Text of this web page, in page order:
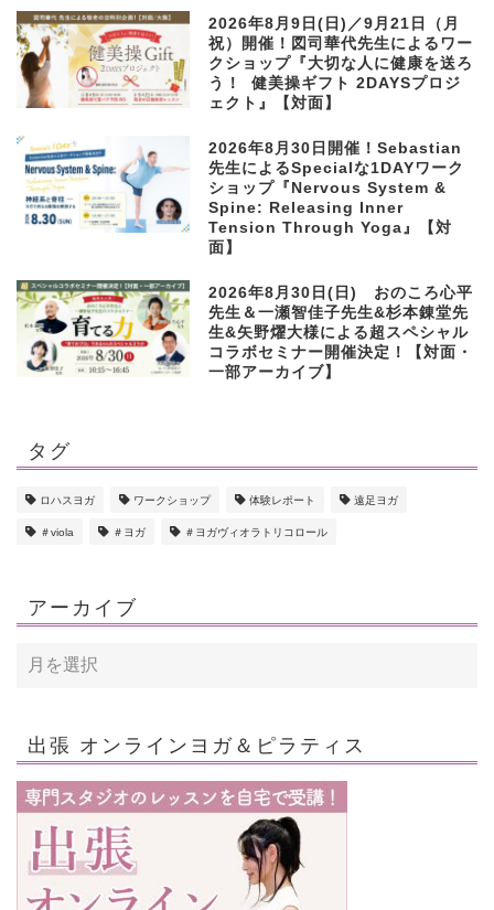
2026年8月9日(日)／9月21日（月
祝）開催！図司華代先生によるワー
クショップ『大切な人に健康を送ろ
う！ 健美操ギフト 2DAYSプロジ
ェクト』【対面】
2026年8月30日開催！Sebastian
先生によるSpecialな1DAYワーク
ショップ『Nervous System &
Spine: Releasing Inner
Tension Through Yoga』【対
面】
2026年8月30日(日) おのころ心平
先生＆一瀬智佳子先生&杉本錬堂先
生&矢野燿大様による超スペシャル
コラボセミナー開催決定！【対面・
一部アーカイブ】
タグ
ロハスヨガ ワークショップ 体験レポート 遠足ヨガ
＃viola ＃ヨガ ＃ヨガヴィオラトリコロール
アーカイブ
出張 オンラインヨガ＆ピラティス